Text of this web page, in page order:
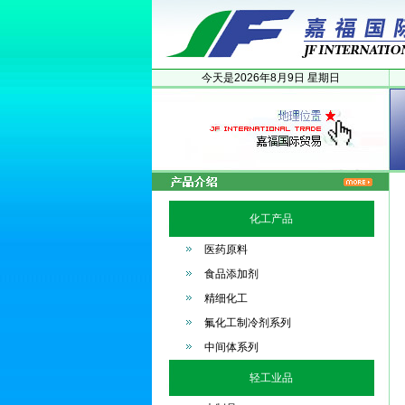
今天是2026年8月 9日 星期日
化工产品
医药原料
食品添加剂
精细化工
氟化工制冷剂系列
中间体系列
轻工业品